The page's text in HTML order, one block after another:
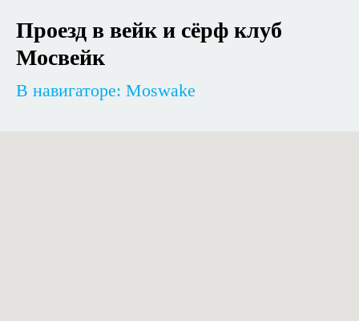
Проезд в вейк и сёрф клуб
Мосвейк
В навигаторе: Moswake